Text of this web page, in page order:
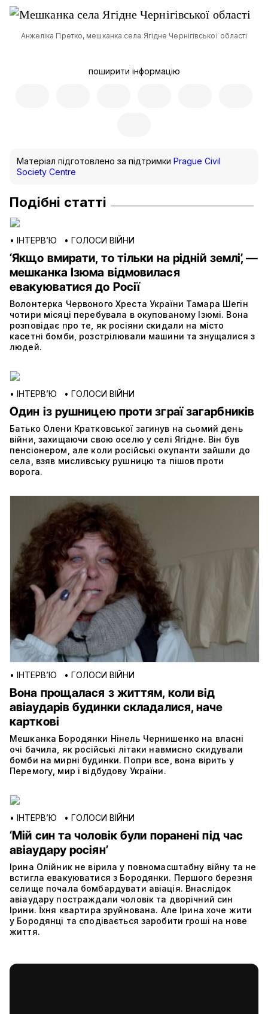
Анжеліка Претко, мешканка села Ягідне Чернігівської області
поширити інформацію
Матеріал підготовлено за підтримки Prague Civil
Society Centre
Подібні статті
• ІНТЕРВ’Ю • ГОЛОСИ ВІЙНИ
‘Якщо вмирати, то тільки на рідній землі’, —
мешканка Ізюма відмовилася
евакуюватися до Росії
Волонтерка Червоного Хреста України Тамара Шегін
чотири місяці перебувала в окупованому Ізюмі. Вона
розповідає про те, як росіяни скидали на місто
касетні бомби, розстрілювали машини та знущалися з
людей.
• ІНТЕРВ’Ю • ГОЛОСИ ВІЙНИ
Один із рушницею проти зграї загарбників
Батько Олени Кратковської загинув на сьомий день
війни, захищаючи свою оселю у селі Ягідне. Він був
пенсіонером, але коли російські окупанти зайшли до
села, взяв мисливську рушницю та пішов проти
ворога.
• ІНТЕРВ’Ю • ГОЛОСИ ВІЙНИ
Вона прощалася з життям, коли від
авіаударів будинки складалися, наче
карткові
Мешканка Бородянки Нінель Чернишенко на власні
очі бачила, як російські літаки навмисно скидували
бомби на мирні будинки. Попри все, вона вірить у
Перемогу, мир і відбудову України.
• ІНТЕРВ’Ю • ГОЛОСИ ВІЙНИ
‘Мій син та чоловік були поранені під час
авіаудару росіян’
Ірина Олійник не вірила у повномасштабну війну та не
встигла евакуюватися з Бородянки. Першого березня
селище почала бомбардувати авіація. Внаслідок
авіаудару постраждали чоловік та дворічний син
Ірини. Їхня квартира зруйнована. Але Ірина хоче жити
у Бородянці та сподівається заробити гроші на нове
життя.